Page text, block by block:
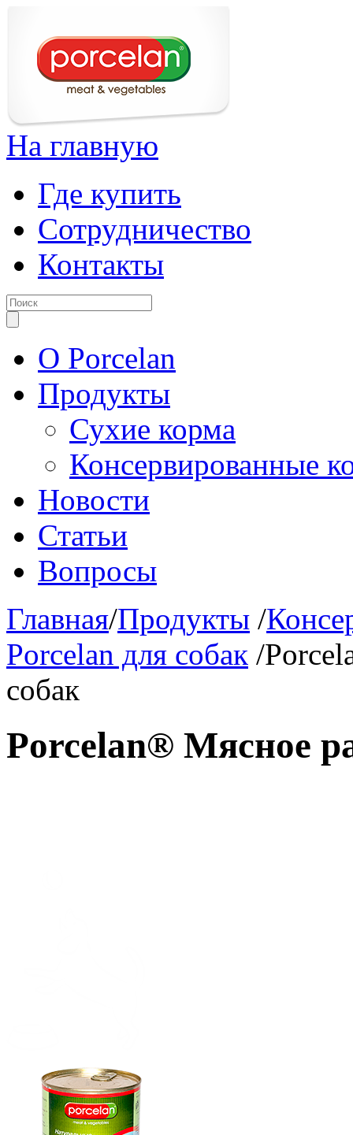
На главную
Где купить
Сотрудничество
Контакты
О Porcelan
Продукты
Сухие корма
Консервированные
Новости
Статьи
Вопросы
Главная/Продукты /
Porcelan для собак /
собак
Porcelan® Мясное